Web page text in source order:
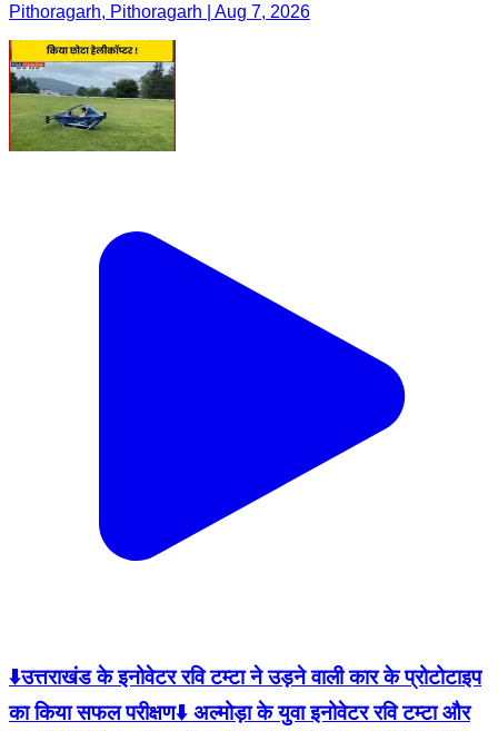
Pithoragarh, Pithoragarh | Aug 7, 2026
⬇️उत्तराखंड के इनोवेटर रवि टम्टा ने उड़ने वाली कार के प्रोटोटाइप
का किया सफल परीक्षण⬇️ अल्मोड़ा के युवा इनोवेटर रवि टम्टा और